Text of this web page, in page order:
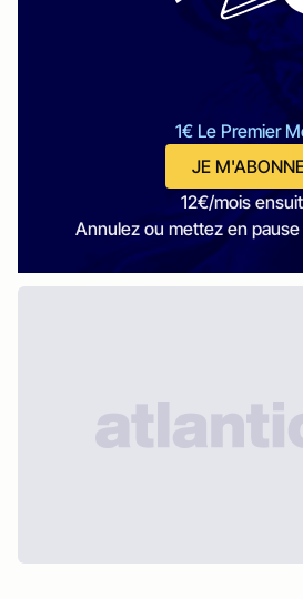
1€ Le Premier
JE
12€/mois
Annulez ou mettez en